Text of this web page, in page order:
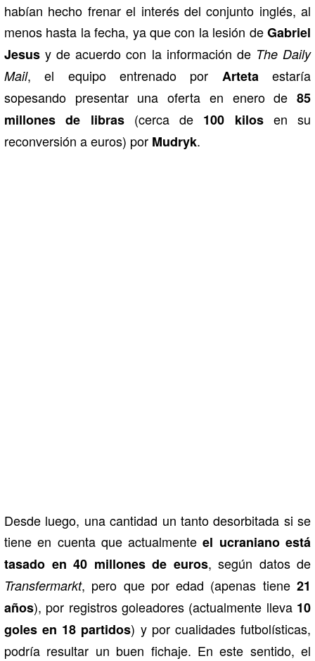
habían hecho frenar el interés del conjunto inglés, al
menos hasta la fecha, ya que con la lesión deGabriel
Jesus y de acuerdo con la información de The Daily
Mail, el equipo entrenado por Artetaestaría
sopesando presentar una oferta en enero de 85
millones de libras(cerca de 100 kilosen su
reconversión a euros) por Mudryk.
Desde luego, una cantidad un tanto desorbitada si se
tiene en cuenta que actualmenteel ucraniano está
tasado en 40 millones de euros, según datos de
Transfermarkt, pero que por edad (apenas tiene 21
años), por registros goleadores (actualmente lleva 10
goles en 18 partidos) y por cualidades futbolísticas,
podría resultar un buen fichaje. En este sentido, el